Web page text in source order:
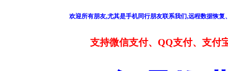
欢迎所有朋友,尤其是手机同行朋友联系我们,远程数据恢
支持微信支付、QQ支付、支付